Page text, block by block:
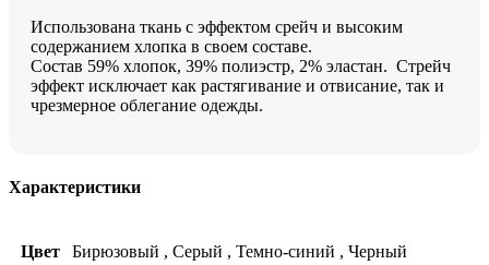
Использована ткань с эффектом срейч и высоким
содержанием хлопка в своем составе.
Состав 59% хлопок, 39% полиэстр, 2% эластан. Стрейч
эффект исключает как растягивание и отвисание, так и
чрезмерное облегание одежды.
Характеристики
Цвет Бирюзовый , Серый , Темно-синий , Черный